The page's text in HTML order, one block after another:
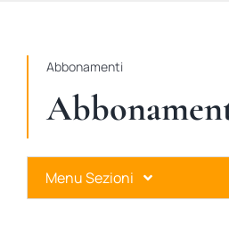
Abbonamenti
Menu Sezioni